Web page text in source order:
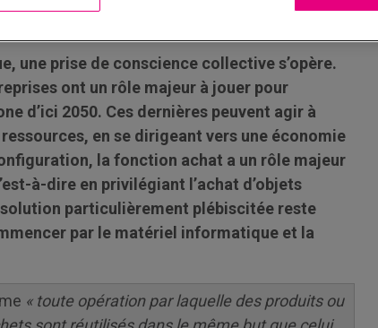
une prise de conscience collective s’opère.
ont un rôle majeur à jouer pour
d’ici 2050. Ces dernières peuvent agir à
en se dirigeant vers une économie
la fonction achat a un rôle majeur
à-dire en privilégiant l’achat d’objets
particulièrement plébiscitée reste
par le matériel informatique et la
« toute opération par laquelle des produits ou